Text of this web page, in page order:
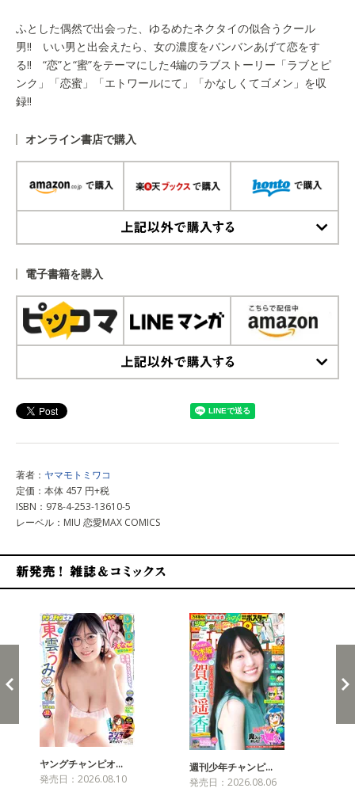
ふとした偶然で出会った、ゆるめたネクタイの似合うクール
男!! いい男と出会えたら、女の濃度をバンバンあげて恋をす
る!! “恋”と“蜜”をテーマにした4編のラブストーリー「ラブとピ
ンク」「恋蜜」「エトワールにて」「かなしくてゴメン」を収
録!!
オンライン書店で購入
電子書籍を購入
著者： ヤマモトミワコ
定価：本体 457 円+税
ISBN：978-4-253-13610-5
レーベル：MIU 恋愛MAX COMICS
ヤングチャンピオ…
発売日：2026.08.10
週刊少年チャンピ…
発売日：2026.08.06